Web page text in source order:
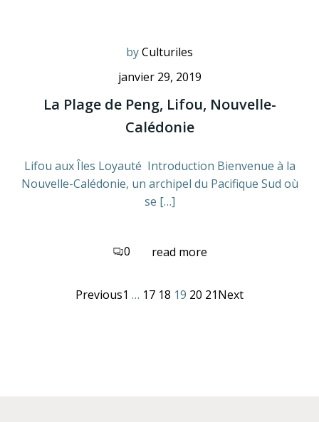
byCulturiles
janvier 29, 2019
La Plage de Peng, Lifou, Nouvelle-
Calédonie
Lifou aux Îles Loyauté Introduction Bienvenue à la
Nouvelle-Calédonie, un archipel du Pacifique Sud où
se […]
0 read more
Posts
PreviousPosts
Page
1 … Page
17 Page
18 Page
19 Page
20 Page
21Posts
Next